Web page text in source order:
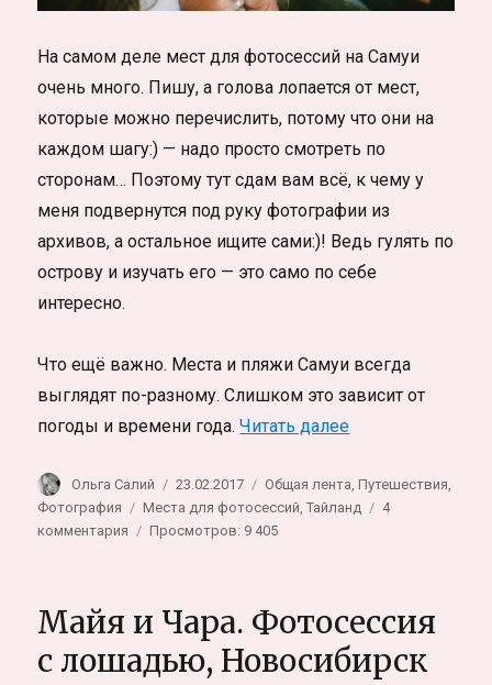
На самом деле мест для фотосессий на Самуи
очень много. Пишу, а голова лопается от мест,
которые можно перечислить, потому что они на
каждом шагу:) — надо просто смотреть по
сторонам… Поэтому тут сдам вам всё, к чему у
меня подвернутся под руку фотографии из
архивов, а остальное ищите сами:)! Ведь гулять по
острову и изучать его — это само по себе
интересно.
Что ещё важно. Места и пляжи Самуи всегда
выглядят по-разному. Слишком это зависит от
погоды и времени года.Читать далее«Места для
Автор
Ольга Салий Опубликовано
23.02.2017 Рубрики
Общая лента,Путешествия,
Фотография
Метки
Места для фотосессий,Тайланд
4
комментария
фотосессий
Ко
Просмотров: 9 405
Майя и Чара. Фотосессия
с лошадью, Новосибирск